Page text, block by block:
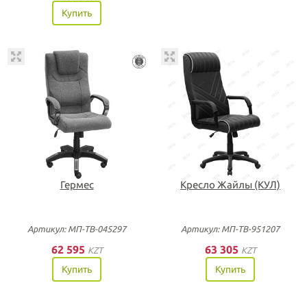
Купить
Гермес
Артикул: МП-ТВ-045297
62 595 KZT
Купить
Кресло Жайлы (КУЛ)
Артикул: МП-ТВ-951207
63 305 KZT
Купить